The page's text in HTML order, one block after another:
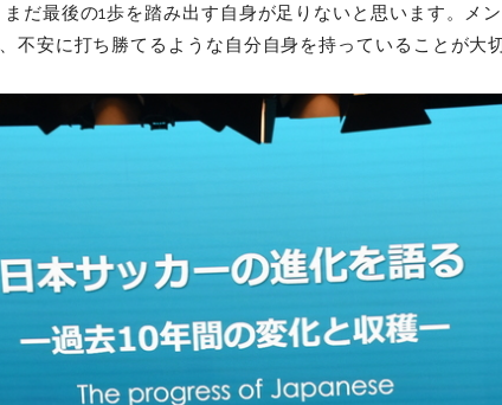
まだ最後の1歩を踏み出す自身が足りないと思います。メ
不安に打ち勝てるような自分自身を持っていることが大切